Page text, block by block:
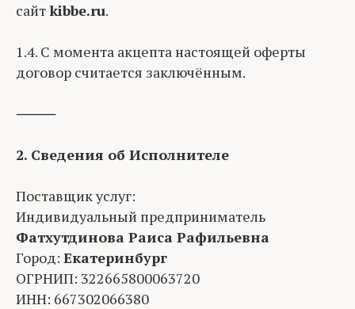
сайтkibbe.ru.
1.4. С момента акцепта настоящей оферты
договор считается заключённым.
⸻
2. Сведения об Исполнителе
Поставщик услуг:
Индивидуальный предприниматель
Фатхутдинова Раиса Рафильевна
Город: Екатеринбург
ОГРНИП: 322665800063720
ИНН: 667302066380